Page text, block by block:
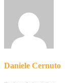
Daniele Cernuto